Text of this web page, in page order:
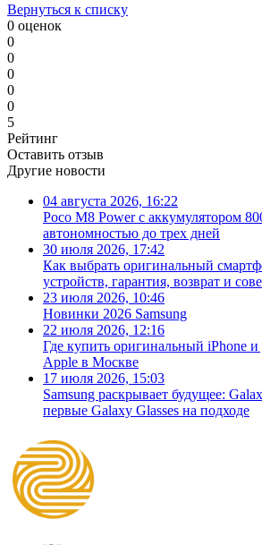
Вернуться к списку
0 оценок
0
0
0
0
0
5
Рейтинг
Оставить отзыв
Другие новости
04 августа 2026, 16:22
Poco M8 Power с аккумулятором
автономностью до трех дней
30 июля 2026, 17:42
Как выбрать оригинальный
устройств, гарантия, возврат и
23 июля 2026, 10:46
Новинки 2026 Samsung
22 июля 2026, 12:16
Где купить оригинальный iPhone
Apple в Москве
17 июля 2026, 15:03
Samsung раскрывает будущее:
первые Galaxy Glasses на подходе